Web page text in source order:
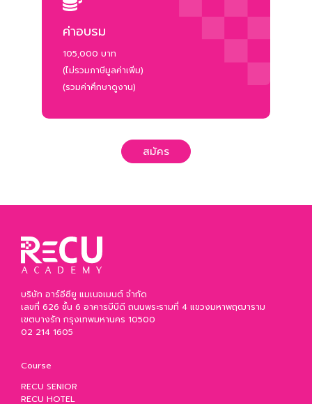
ค่าอบรม
105,000 บาท
(ไม่รวมภาษีมูลค่าเพิ่ม)
(รวมค่าศึกษาดูงาน)
สมัคร
บริษัท อาร์อีซียู แมเนจเมนต์ จำกัด
เลขที่ 626 ชั้น 6 อาคารบีบีดี ถนนพระรามที่ 4 แขวงมหาพฤฒาราม
เขตบางรัก กรุงเทพมหานคร 10500
02 214 1605
Course
RECU SENIOR
RECU HOTEL